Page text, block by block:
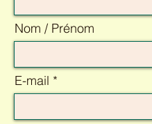
Nom / Prénom
E-mail